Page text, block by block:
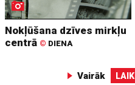
Nokļūšana dzīves mirkļu
centrā © DIENA
Vairāk